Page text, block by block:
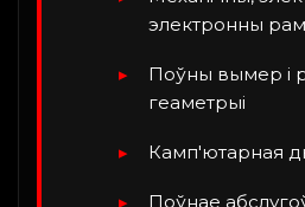
электронны
Поўны вымер і
геаметрыі
Камп'ютарная
Поўнае